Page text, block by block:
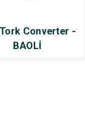
Converter -
BAOLİ